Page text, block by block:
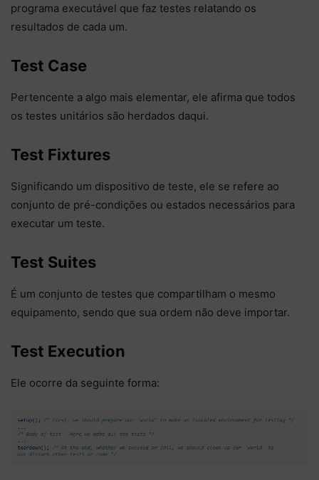
programa executável que faz testes relatando os
resultados de cada um.
Test Case
Pertencente a algo mais elementar, ele afirma que todos
os testes unitários são herdados daqui.
Test Fixtures
Significando um dispositivo de teste, ele se refere ao
conjunto de pré-condições ou estados necessários para
executar um teste.
Test Suites
É um conjunto de testes que compartilham o mesmo
equipamento, sendo que sua ordem não deve importar.
Test Execution
Ele ocorre da seguinte forma: